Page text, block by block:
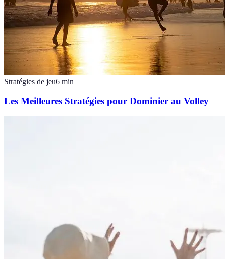
Stratégies de jeu6 min
Les Meilleures Stratégies pour Dominier au Volley